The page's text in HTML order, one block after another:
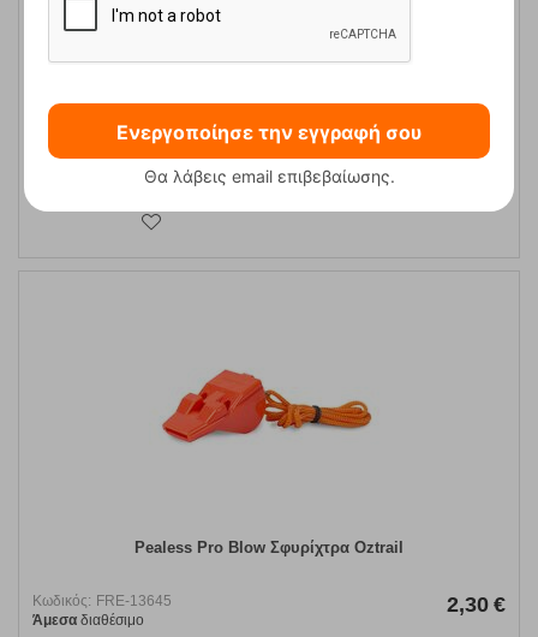
Άμεσαδιαθέσιμο
ΑΓΟΡΑ
Pealess Pro Blow Σφυρίχτρα Oztrail
Κωδικός: FRE-13645
Άμεσα διαθέσιμο
2,30 €
Ενεργοποίησε την εγγραφή σου
Θα λάβεις email επιβεβαίωσης.